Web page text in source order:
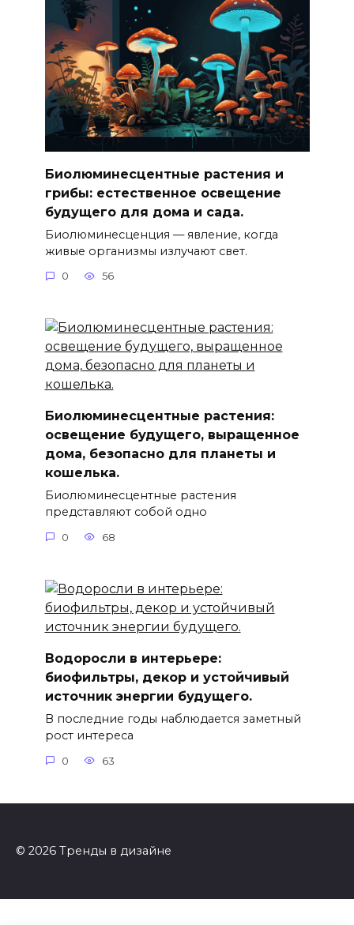
Биолюминесцентные растения и
грибы: естественное освещение
будущего для дома и сада.
Биолюминесценция — явление, когда
живые организмы излучают свет.
0 56
Биолюминесцентные растения:
освещение будущего, выращенное
дома, безопасно для планеты и
кошелька.
Биолюминесцентные растения
представляют собой одно
0 68
Водоросли в интерьере:
биофильтры, декор и устойчивый
источник энергии будущего.
В последние годы наблюдается заметный
рост интереса
0 63
© 2026 Тренды в дизайне